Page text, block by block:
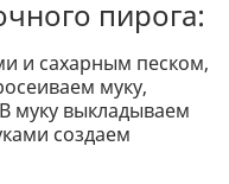
пирога:
и сахарным песком,
муку,
муку выкладываем
создаем